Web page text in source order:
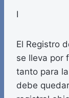
I
El Registro
se lleva por
tanto para
debe